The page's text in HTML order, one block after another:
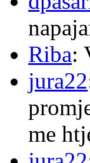
Riba:
jura22
me